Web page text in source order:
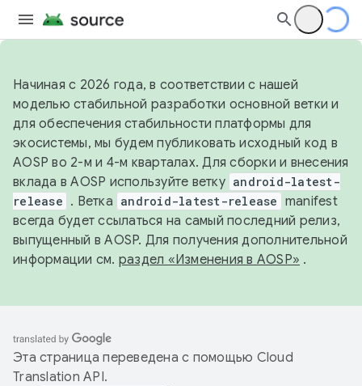
Начиная с 2026 года, в соответствии с нашей
моделью стабильной разработки основной ветки и
для обеспечения стабильности платформы для
экосистемы, мы будем публиковать исходный код в
AOSP во 2-м и 4-м кварталах. Для сборки и внесения
вклада в AOSP используйте ветку android-latest-
release . Ветка android-latest-release manifest
всегда будет ссылаться на самый последний релиз,
выпущенный в AOSP. Для получения дополнительной
информации см. раздел «Изменения в AOSP» .
Эта страница переведена с помощью Cloud
Translation API.